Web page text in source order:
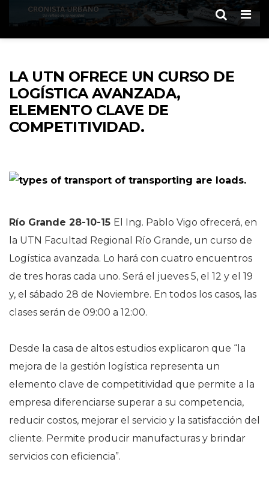
LA UTN OFRECE UN CURSO DE
LOGÍSTICA AVANZADA,
ELEMENTO CLAVE DE
COMPETITIVIDAD.
Río Grande 28-10-15 El Ing. Pablo Vigo ofrecerá, en
la UTN Facultad Regional Río Grande, un curso de
Logística avanzada. Lo hará con cuatro encuentros
de tres horas cada uno. Será el jueves 5, el 12 y el 19
y, el sábado 28 de Noviembre. En todos los casos, las
clases serán de 09:00 a 12:00.
Desde la casa de altos estudios explicaron que “la
mejora de la gestión logística representa un
elemento clave de competitividad que permite a la
empresa diferenciarse superar a su competencia,
reducir costos, mejorar el servicio y la satisfacción del
cliente. Permite producir manufacturas y brindar
servicios con eficiencia”.